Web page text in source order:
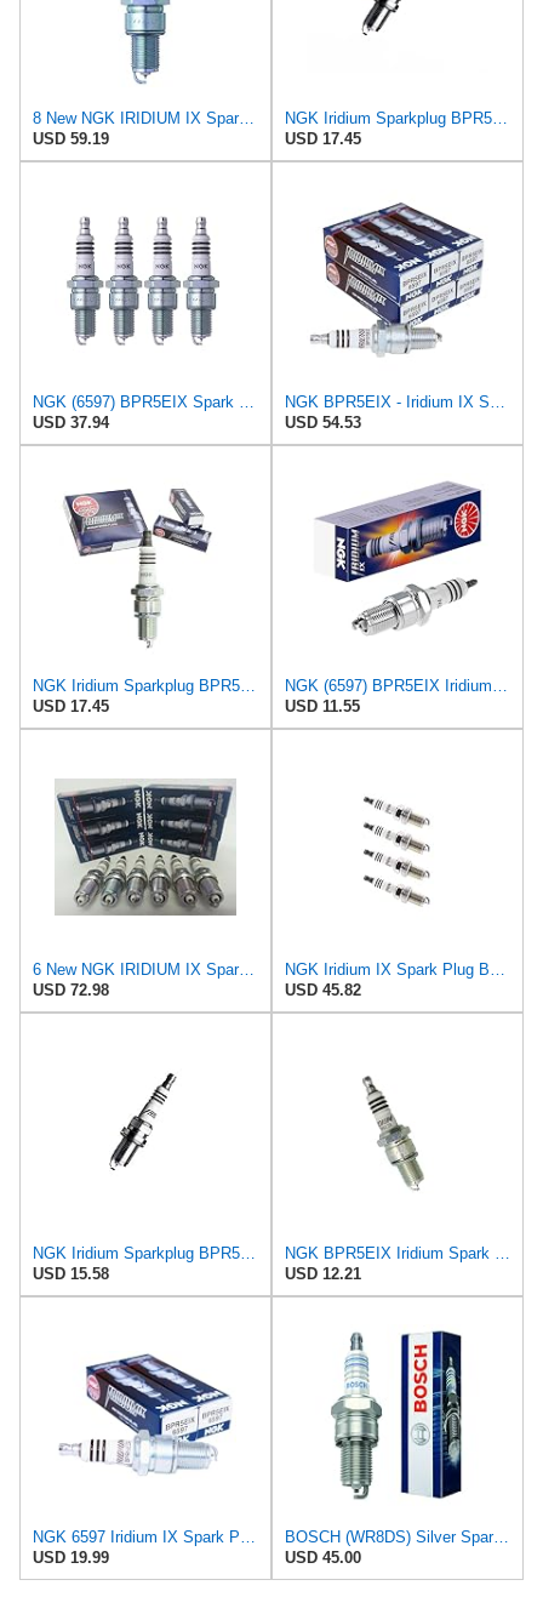
8 New NGK IRIDIUM IX Spark Plug BPR5EIX # 6597
USD 59.19
NGK Iridium Sparkplug BPR5EIX-11 for Harley-Davidson Tour Glide Ultra Classic FLT/C/U 1980-1996
USD 17.45
NGK (6597) BPR5EIX Spark Plug - Pack of 4
USD 37.94
NGK BPR5EIX - Iridium IX Spark Plugs - 6597 - Compatible with Select 1958-1989 BMW, Citroen,
USD 54.53
NGK Iridium Sparkplug BPR5EIX-11 for Harley-Davidson Softail Heritage Springer FLSTS 1997-1998
USD 17.45
NGK (6597) BPR5EIX Iridium IX Spark Plug, Pack of 1
USD 11.55
6 New NGK IRIDIUM IX Spark Plug BPR5EIX-11 # 2115
USD 72.98
NGK Iridium IX Spark Plug BPR5EIX-11 (4 Pack) for HONDA CIVIC 1973-1973 1.2L/1237cc
USD 45.82
NGK Iridium Sparkplug BPR5EIX-11 Compatible With Harley-Davidson Softail Heritage Classic FLSTC
USD 15.58
NGK BPR5EIX Iridium Spark Plug
USD 12.21
NGK 6597 Iridium IX Spark Plugs BPR5EIX Compatible with John Deere Gator, Kawasaki Mule, Cub Cadet
USD 19.99
BOSCH (WR8DS) Silver Spark Plug
USD 45.00